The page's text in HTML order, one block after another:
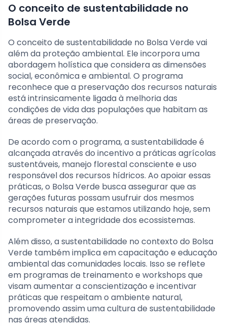
O conceito de sustentabilidade no
Bolsa Verde
O conceito de sustentabilidade no Bolsa Verde vai
além da proteção ambiental. Ele incorpora uma
abordagem holística que considera as dimensões
social, econômica e ambiental. O programa
reconhece que a preservação dos recursos naturais
está intrinsicamente ligada à melhoria das
condições de vida das populações que habitam as
áreas de preservação.
De acordo com o programa, a sustentabilidade é
alcançada através do incentivo a práticas agrícolas
sustentáveis, manejo florestal consciente e uso
responsável dos recursos hídricos. Ao apoiar essas
práticas, o Bolsa Verde busca assegurar que as
gerações futuras possam usufruir dos mesmos
recursos naturais que estamos utilizando hoje, sem
comprometer a integridade dos ecossistemas.
Além disso, a sustentabilidade no contexto do Bolsa
Verde também implica em capacitação e educação
ambiental das comunidades locais. Isso se reflete
em programas de treinamento e workshops que
visam aumentar a conscientização e incentivar
práticas que respeitam o ambiente natural,
promovendo assim uma cultura de sustentabilidade
nas áreas atendidas.